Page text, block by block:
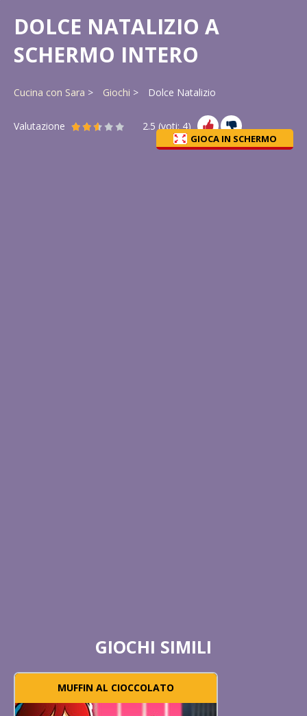
DOLCE NATALIZIO A
SCHERMO INTERO
Cucina con Sara Giochi Dolce Natalizio
Valutazione 2.5 (voti:4)
GIOCA IN SCHERMO
GIOCHI SIMILI
MUFFIN AL CIOCCOLATO